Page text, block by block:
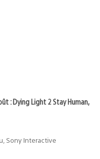
: Dying Light 2 Stay Human,
Sony Interactive